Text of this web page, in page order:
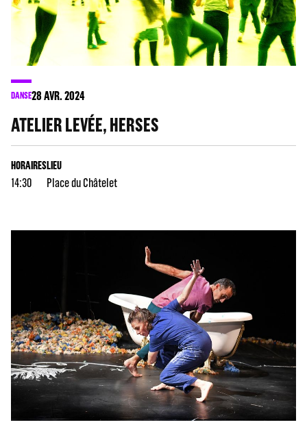
DANSE28AVR. 2024
ATELIER LEVÉE, HERSES
HORAIRES
14:30
LIEU
Place du Châtelet